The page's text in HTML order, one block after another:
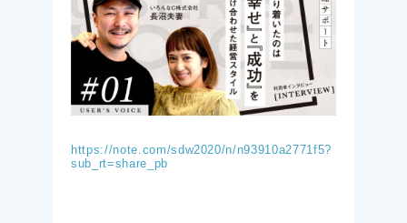
https://note.com/sdw2020/n/n93910a2771f5?
sub_rt=share_pb